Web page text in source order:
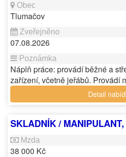
Tlumačov
07.08.2026
Náplň práce: provádí běžné a
zařízení, včetně jeřábů. Provádí
Detail
SKLADNÍK /
38 000 Kč